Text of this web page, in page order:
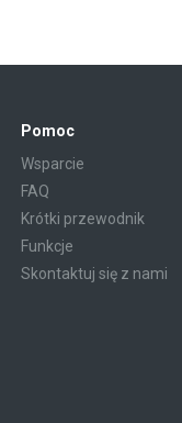
Pomoc
Wsparcie
FAQ
Krótki przewodnik
Funkcje
Skontaktuj się z nami